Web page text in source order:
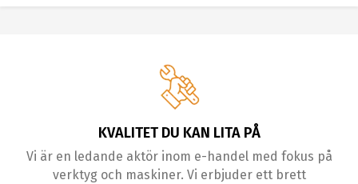
KVALITET DU KAN LITA PÅ
Vi är en ledande aktör inom e-handel med fokus på
verktyg och maskiner. Vi erbjuder ett brett